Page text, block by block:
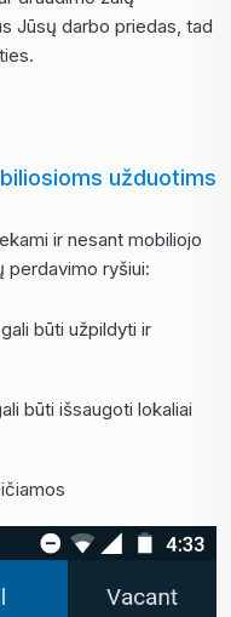
Jūsų darbo priedas, tad
užduotims
ir nesant mobiliojo
perdavimo ryšiui:
būti užpildyti ir
būti išsaugoti lokaliai